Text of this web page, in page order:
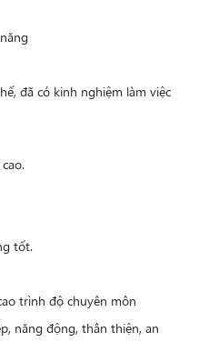
đã có kinh nghiệm làm việc
tốt.
trình độ chuyên môn
năng động, thân thiện, an